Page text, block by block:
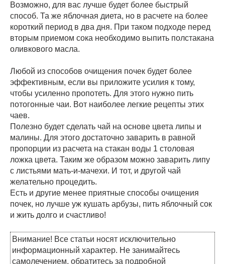
Возможно, для вас лучше будет более быстрый
способ. Та же яблочная диета, но в расчете на более
короткий период в два дня. При таком подходе перед
вторым приемом сока необходимо выпить полстакана
оливкового масла.
Любой из способов очищения почек будет более
эффективным, если вы приложите усилия к тому,
чтобы усиленно пропотеть. Для этого нужно пить
потогонные чаи. Вот наиболее легкие рецепты этих
чаев.
Полезно будет сделать чай на основе цвета липы и
малины. Для этого достаточно заварить в равной
пропорции из расчета на стакан воды 1 столовая
ложка цвета. Таким же образом можно заварить липу
с листьями мать-и-мачехи. И тот, и другой чай
желательно процедить.
Есть и другие менее приятные способы очищения
почек, но лучше уж кушать арбузы, пить яблочный сок
и жить долго и счастливо!
Внимание! Все статьи носят исключительно
информационный характер. Не занимайтесь
самолечением, обратитесь за подробной